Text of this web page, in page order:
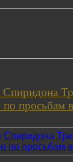
по